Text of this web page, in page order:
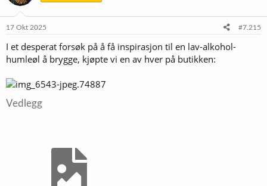
o
e
:
17 Okt 2025 #7.215
I et desperat forsøk på å få inspirasjon til en lav-alkohol-
humleøl å brygge, kjøpte vi en av hver på butikken:
Vedlegg